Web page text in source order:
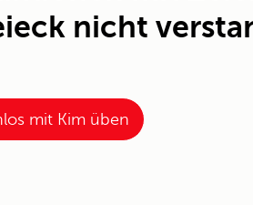
nicht
mit Kim üben